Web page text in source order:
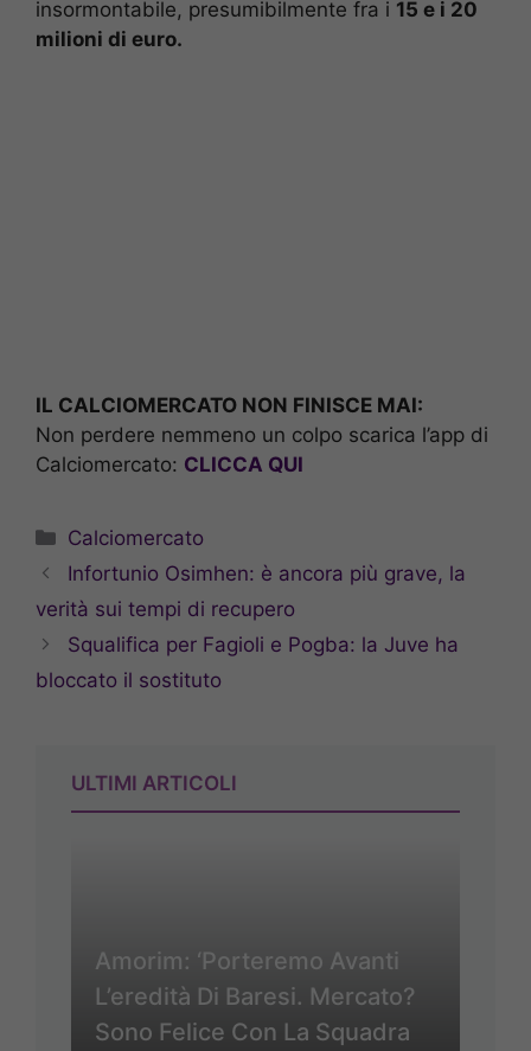
insormontabile, presumibilmente fra i 15 e i 20
milioni di euro.
IL CALCIOMERCATO NON FINISCE MAI:
Non perdere nemmeno un colpo scarica l’app di
Calciomercato: CLICCA QUI
Categorie
Calciomercato
Infortunio Osimhen: è ancora più grave, la
verità sui tempi di recupero
Squalifica per Fagioli e Pogba: la Juve ha
bloccato il sostituto
ULTIMI ARTICOLI
Amorim: ‘Porteremo Avanti
L’eredità Di Baresi. Mercato?
Sono Felice Con La Squadra